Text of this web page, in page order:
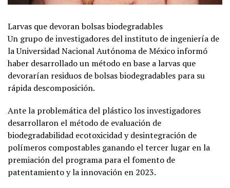
Larvas que devoran bolsas biodegradables
Un grupo de investigadores del instituto de ingeniería de
la Universidad Nacional Autónoma de México informó
haber desarrollado un método en base a larvas que
devorarían residuos de bolsas biodegradables para su
rápida descomposición.
Ante la problemática del plástico los investigadores
desarrollaron el método de evaluación de
biodegradabilidad ecotoxicidad y desintegración de
polímeros compostables ganando el tercer lugar en la
premiación del programa para el fomento de
patentamiento y la innovación en 2023.